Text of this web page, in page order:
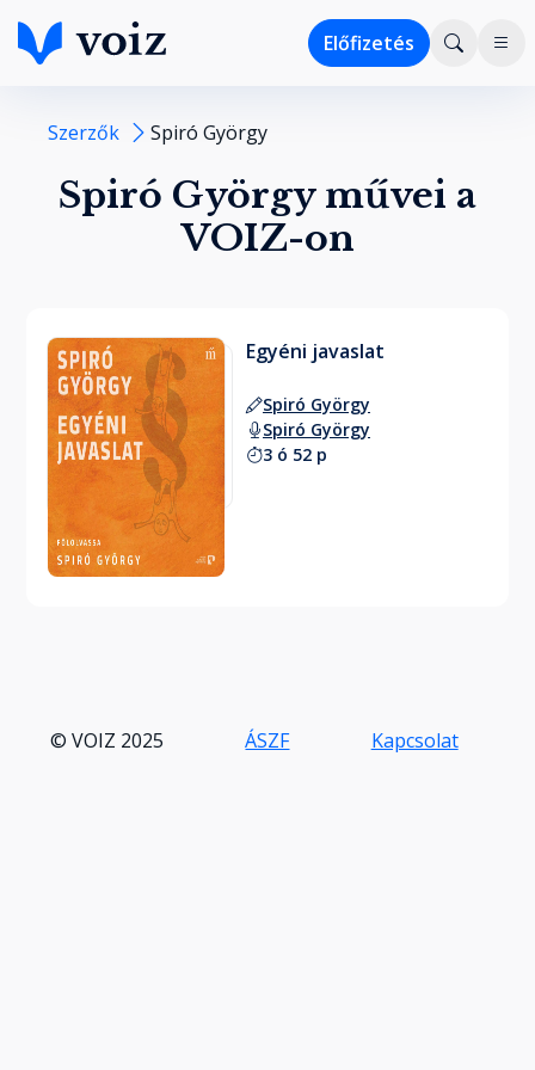
Előfizetés
Szerzők Spiró György
Spiró György művei a
VOIZ-on
Egyéni javaslat
Spiró György
Spiró György
3 ó 52 p
© VOIZ 2025 ÁSZF Kapcsolat